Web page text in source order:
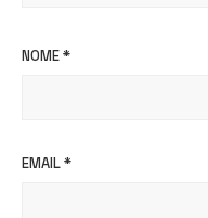
NOME*
EMAIL*